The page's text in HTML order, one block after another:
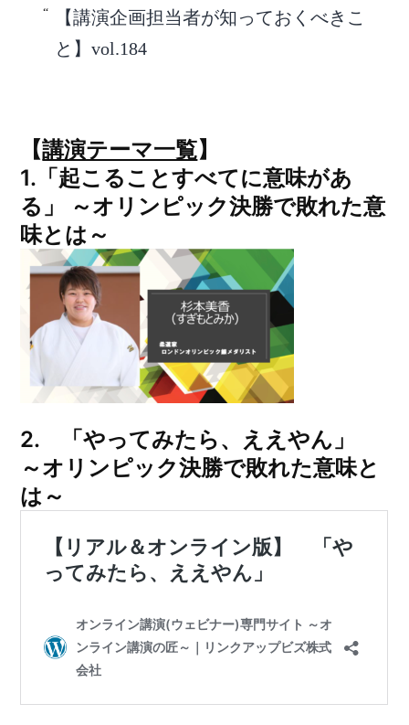
【講演企画担当者が知っておくべきこ
と】vol.184
【講演テーマ一覧】
1. 「起こることすべてに意味があ
る」 ～オリンピック決勝で敗れた意
味とは～
2. 「やってみたら、ええやん」
～オリンピック決勝で敗れた意味と
は～